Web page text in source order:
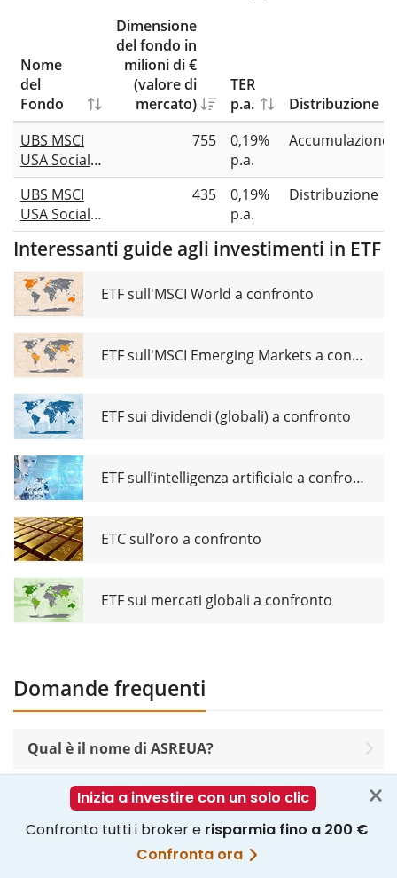
Nome
del
Fondo
Dimensione
del fondo in
milioni di €
(valore di
mercato)
TER
p.a.
Distribuzione
UBS MSCI
USA Socially
Responsible
UCITS ETF
USD acc
755
0,19%
p.a.
Accumulazione
UBS MSCI
USA Socially
Responsible
UCITS ETF
USD dis
435
0,19%
p.a.
Distribuzione
Interessanti guide agli investimenti in ETF
ETF sull'MSCI World a confronto
ETF sull'MSCI Emerging Markets a confronto
ETF sui dividendi (globali) a confronto
ETF sull’intelligenza artificiale a confronto
ETC sull’oro a confronto
ETF sui mercati globali a confronto
Domande frequenti
Qual è il nome di ASREUA?
Qual è il ticker di UBS MSCI USA Socially
Responsible UCITS ETF USD dis?
Qual è l'ISIN di UBS MSCI USA Socially